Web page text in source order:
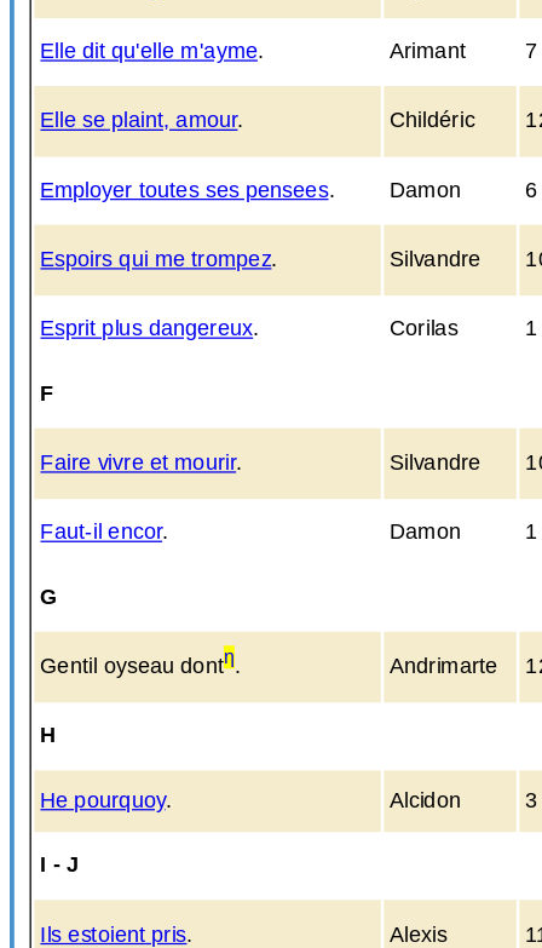
Elle dit qu'elle m'ayme. Arimant 7
Elle se plaint, amour. Childéric
Employer toutes ses pensees. Damon 6
Espoirs qui me trompez. Silvandre
Esprit plus dangereux. Corilas 1
F
Faire vivre et mourir. Silvandre
Faut-il encor. Damon 1
G
Gentil oyseau dontη. Andrimarte
H
He pourquoy. Alcidon 3
I - J
Ils estoient pris. Alexis